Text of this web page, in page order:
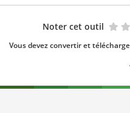
Noter cet outil
Vous devez convertir et